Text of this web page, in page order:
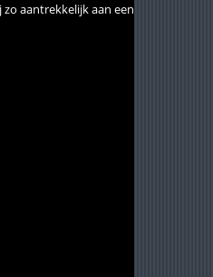
aantrekkelijk aan een meisje (for